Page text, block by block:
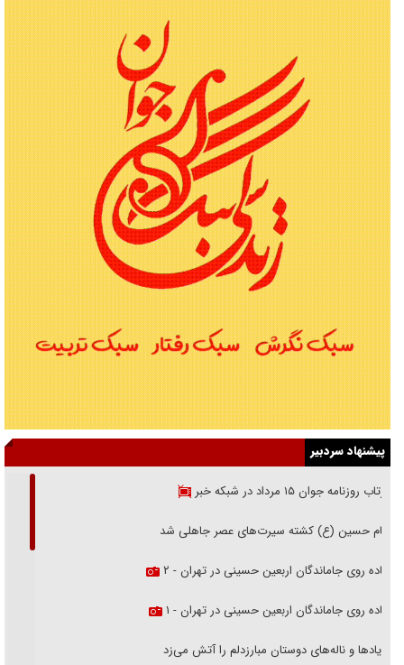
پیشنهاد سردبیر
بازتاب روزنامه جوان ۱۵ مرداد در شبکه خبر
امام حسین (ع) کشته سیرت‌های عصر جاهلی شد
پیاده روی جاماندگان اربعین حسینی در تهران - ۲
پیاده روی جاماندگان اربعین حسینی در تهران - ۱
فریاد‌ها و ناله‌های دوستان مبارزدلم را آتش می‌زد